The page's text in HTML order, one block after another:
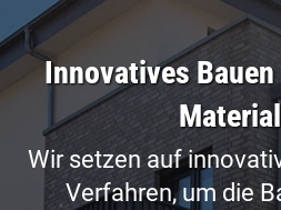
Innovatives
Wir setzen auf
Verfahren, um die